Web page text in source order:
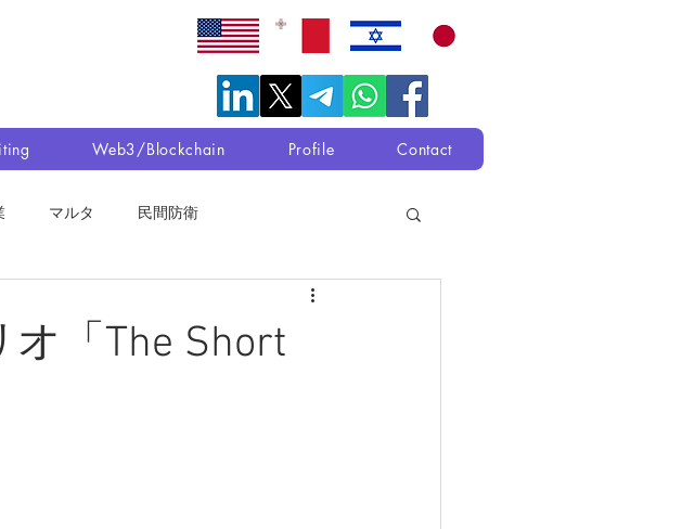
Web3/Blockchain Profile Contact
マルタ 民間防衛
「The Short